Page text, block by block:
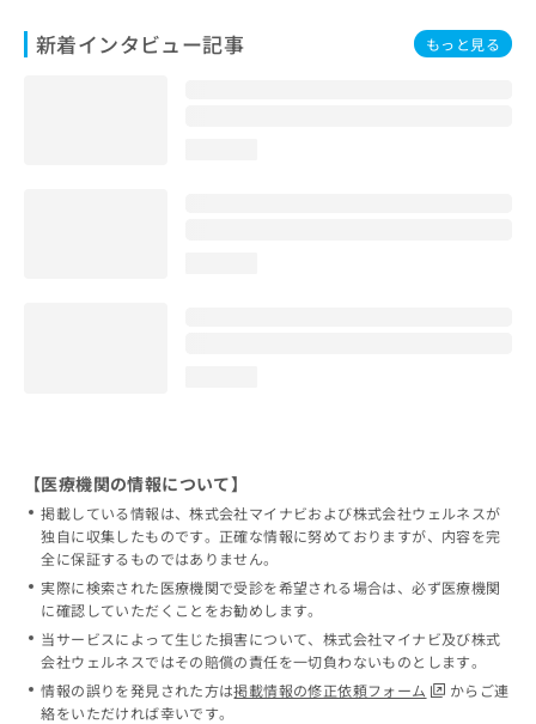
新着インタビュー記事 もっと見る
【医療機関の情報について】
掲載している情報は、株式会社マイナビおよび株式会社ウェルネスが
独自に収集したものです。正確な情報に努めておりますが、内容を完
全に保証するものではありません。
実際に検索された医療機関で受診を希望される場合は、必ず医療機関
に確認していただくことをお勧めします。
当サービスによって生じた損害について、株式会社マイナビ及び株式
会社ウェルネスではその賠償の責任を一切負わないものとします。
情報の誤りを発見された方は掲載情報の修正依頼フォーム
からご連
絡をいただければ幸いです。